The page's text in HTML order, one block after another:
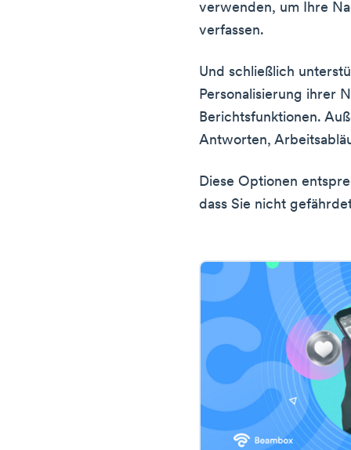
verwenden, um Ihre
verfassen.
Und schließlich
Personalisierung ihrer
Berichtsfunktionen.
Antworten,
Diese Optionen
dass Sie nicht